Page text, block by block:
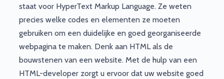
staat voor HyperText Markup Language. Ze weten
precies welke codes en elementen ze moeten
gebruiken om een duidelijke en goed georganiseerde
webpagina te maken. Denk aan HTML als de
bouwstenen van een website. Met de hulp van een
HTML-developer zorgt u ervoor dat uw website goed